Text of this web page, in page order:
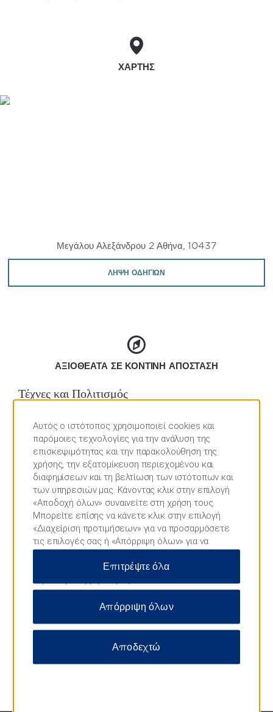
ΧΆΡΤΗΣ
Μεγάλου Αλεξάνδρου 2 Αθήνα, 10437
ΛΉΨΗ ΟΔΗΓΙΏΝ
ΑΞΙΟΘΈΑΤΑ ΣΕ ΚΟΝΤΙΝΉ ΑΠΌΣΤΑΣΗ
Τέχνες και Πολιτισμός
Ακρόπολη Αθηνών
Μουσείο της Ακρόπολης
Μέγαρο Μουσικής Αθηνών
Εθνικό Αρχαιολογικό Μουσείο
Σημεία ενδιαφέροντος
Γκάζι
Λόφος του Λυκαβηττού
Μοναστηράκι
Πλάκα
Πλατεία Συντάγματος
Αυτός ο ιστότοπος χρησιμοποιεί cookies και
παρόμοιες τεχνολογίες για την ανάλυση της
επισκεψιμότητας και την παρακολούθηση της
χρήσης, την εξατομίκευση περιεχομένου και
διαφημίσεων και τη βελτίωση των ιστότοπων και
των υπηρεσιών μας. Κάνοντας κλικ στην επιλογή
«Αποδοχή όλων» συναινείτε στη χρήση τους.
Μπορείτε επίσης να κάνετε κλικ στην επιλογή
«Διαχείριση προτιμήσεων» για να προσαρμόσετε
τις επιλογές σας ή «Απόρριψη όλων» για να
επιτρέψετε μόνο απαραίτητα cookies. Για
περισσότερες πληροφορίες, επισκεφθείτε τη
Επιτρέψτε όλα
Απόρριψη όλων
Αποδεχτώ